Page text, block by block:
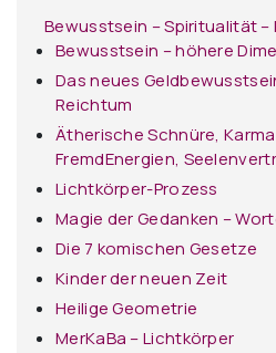
Bewusstsein – Spiritualität –
Bewusstsein – höhere
Das neues
Reichtum
Ätherische Schnüre,
FremdEnergien,
Lichtkörper-Prozess
Magie der Gedanken –
Die 7 komischen Gesetze
Kinder der neuen Zeit
Heilige Geometrie
MerKaBa – Lichtkörper